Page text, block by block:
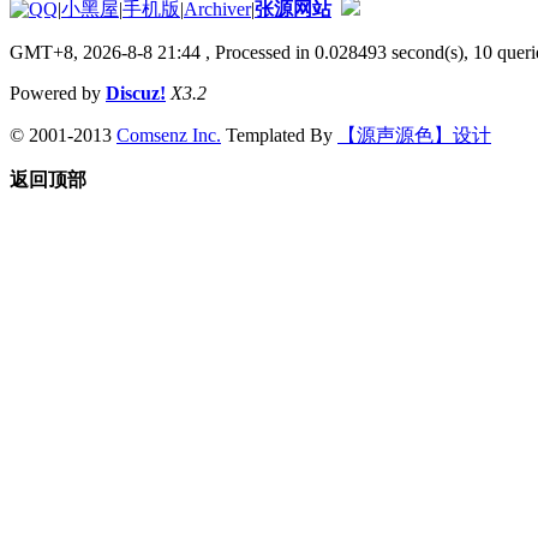
|小黑屋|手机版|Archiver|张源网站
GMT+8, 2026-8-8 21:44 , Processed in 0.028493 second(s), 10
Powered by Discuz! X3.2
© 2001-2013 Comsenz Inc. Templated By 【源声源色】设计
返回顶部